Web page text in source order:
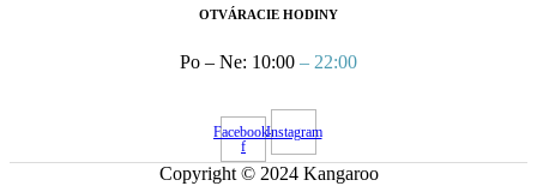
OTVÁRACIE HODINY
Po – Ne: 10:00 – 22:00
Facebook-
f
Instagram
Copyright © 2024 Kangaroo